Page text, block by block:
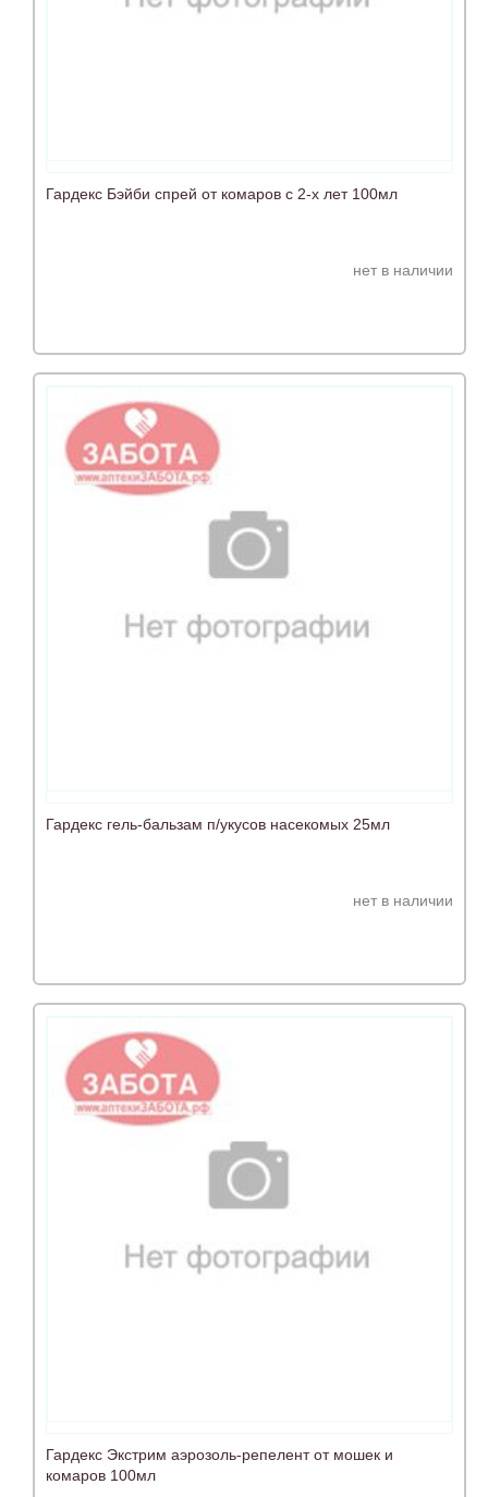
Гардекс Бэйби спрей от комаров с 2-х лет 100мл
нет в наличии
Гардекс гель-бальзам п/укусов насекомых 25мл
нет в наличии
Гардекс Экстрим аэрозоль-репелент от мошек и
комаров 100мл